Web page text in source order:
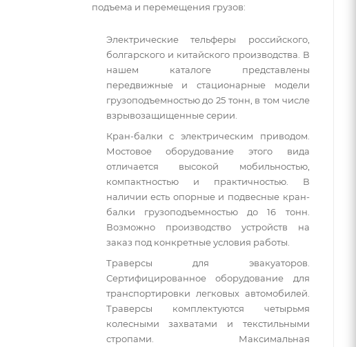
подъема и перемещения грузов:
Электрические тельферы российского,
болгарского и китайского производства. В
нашем каталоге представлены
передвижные и стационарные модели
грузоподъемностью до 25 тонн, в том числе
взрывозащищенные серии.
Кран-балки с электрическим приводом.
Мостовое оборудование этого вида
отличается высокой мобильностью,
компактностью и практичностью. В
наличии есть опорные и подвесные кран-
балки грузоподъемностью до 16 тонн.
Возможно производство устройств на
заказ под конкретные условия работы.
Траверсы для эвакуаторов.
Сертифицированное оборудование для
транспортировки легковых автомобилей.
Траверсы комплектуются четырьмя
колесными захватами и текстильными
стропами. Максимальная